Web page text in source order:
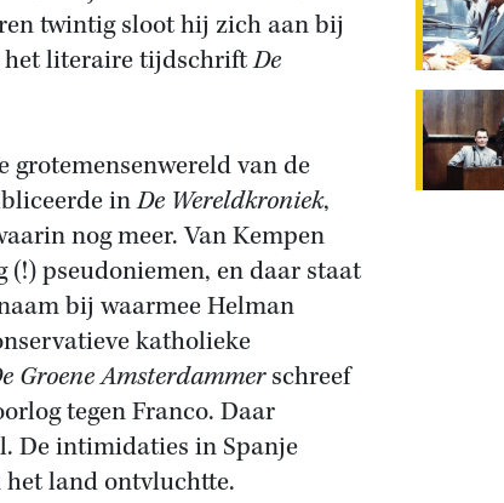
twintig sloot hij zich aan bij
het literaire tijdschriftDe
van de
inDe Wereldkroniek,
nog meer. Van Kempen
pseudoniemen, en daar staat
bij waarmee Helman
katholieke
Groene Amsterdammerschreef
tegen Franco. Daar
De intimidaties in Spanje
land ontvluchtte.